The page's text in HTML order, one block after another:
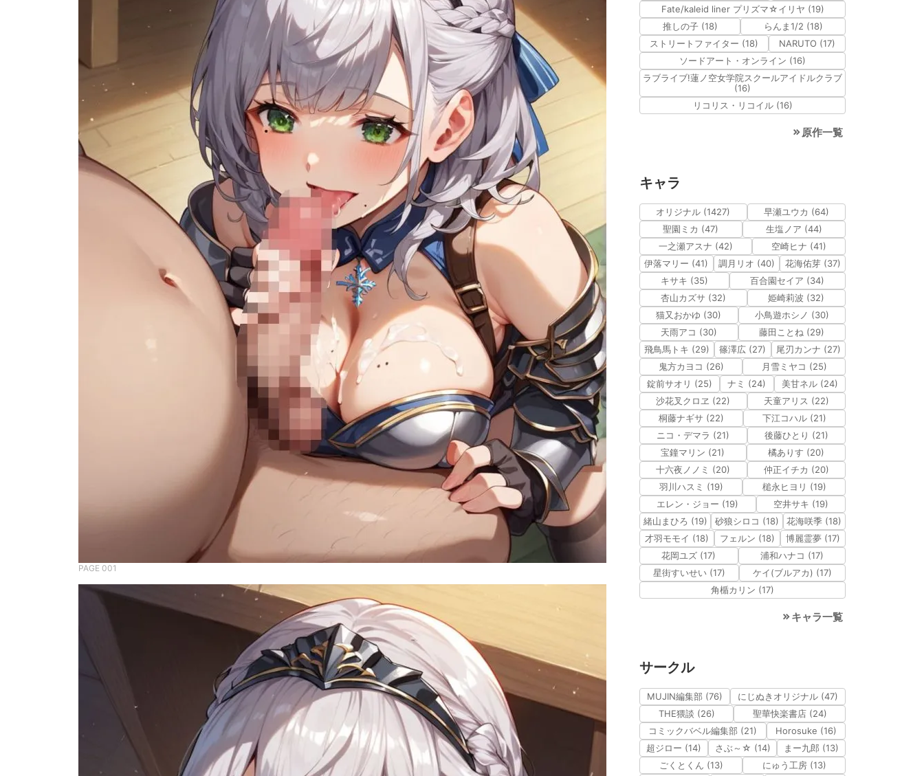
PAGE 001
Fate/kaleid liner プリズマ☆イリヤ (19)
推しの子 (18)
らんま1/2 (18)
ストリートファイター (18)
NARUTO (17)
ソードアート・オンライン (16)
ラブライブ!蓮ノ空女学院スクールアイドルクラブ
(16)
リコリス・リコイル (16)
原作一覧
キャラ
オリジナル (1427)
早瀬ユウカ (64)
聖園ミカ (47)
生塩ノア (44)
一之瀬アスナ (42)
空崎ヒナ (41)
伊落マリー (41)
調月リオ (40)
花海佑芽 (37)
キサキ (35)
百合園セイア (34)
杏山カズサ (32)
姫崎莉波 (32)
猫又おかゆ (30)
小鳥遊ホシノ (30)
天雨アコ (30)
藤田ことね (29)
飛鳥馬トキ (29)
篠澤広 (27)
尾刃カンナ (27)
鬼方カヨコ (26)
月雪ミヤコ (25)
錠前サオリ (25)
ナミ (24)
美甘ネル (24)
沙花叉クロヱ (22)
天童アリス (22)
桐藤ナギサ (22)
下江コハル (21)
ニコ・デマラ (21)
後藤ひとり (21)
宝鐘マリン (21)
橘ありす (20)
十六夜ノノミ (20)
仲正イチカ (20)
羽川ハスミ (19)
槌永ヒヨリ (19)
エレン・ジョー (19)
空井サキ (19)
緒山まひろ (19)
砂狼シロコ (18)
花海咲季 (18)
才羽モモイ (18)
フェルン (18)
博麗霊夢 (17)
花岡ユズ (17)
浦和ハナコ (17)
星街すいせい (17)
ケイ(ブルアカ) (17)
角楯カリン (17)
キャラ一覧
サークル
MUJIN編集部 (76)
にじぬきオリジナル (47)
THE猥談 (26)
聖華快楽書店 (24)
コミックバベル編集部 (21)
Horosuke (16)
超ジロー (14)
さぶ～☆ (14)
まー九郎 (13)
ごくとくん (13)
にゅう工房 (13)